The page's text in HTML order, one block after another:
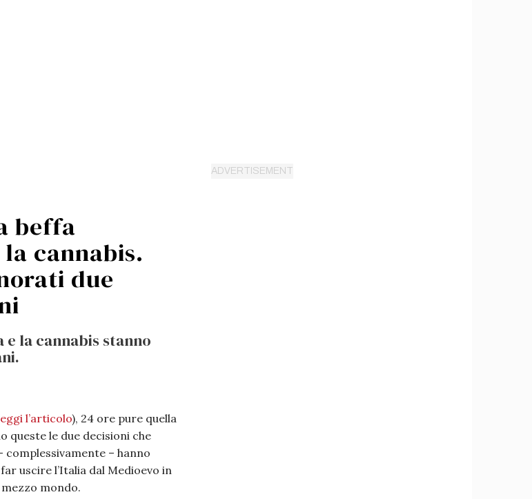
beffa
la cannabis.
due
e la cannabis stanno
l’articolo), 24 ore pure quella
queste le due decisioni che
complessivamente – hanno
uscire l’Italia dal Medioevo in
mondo.